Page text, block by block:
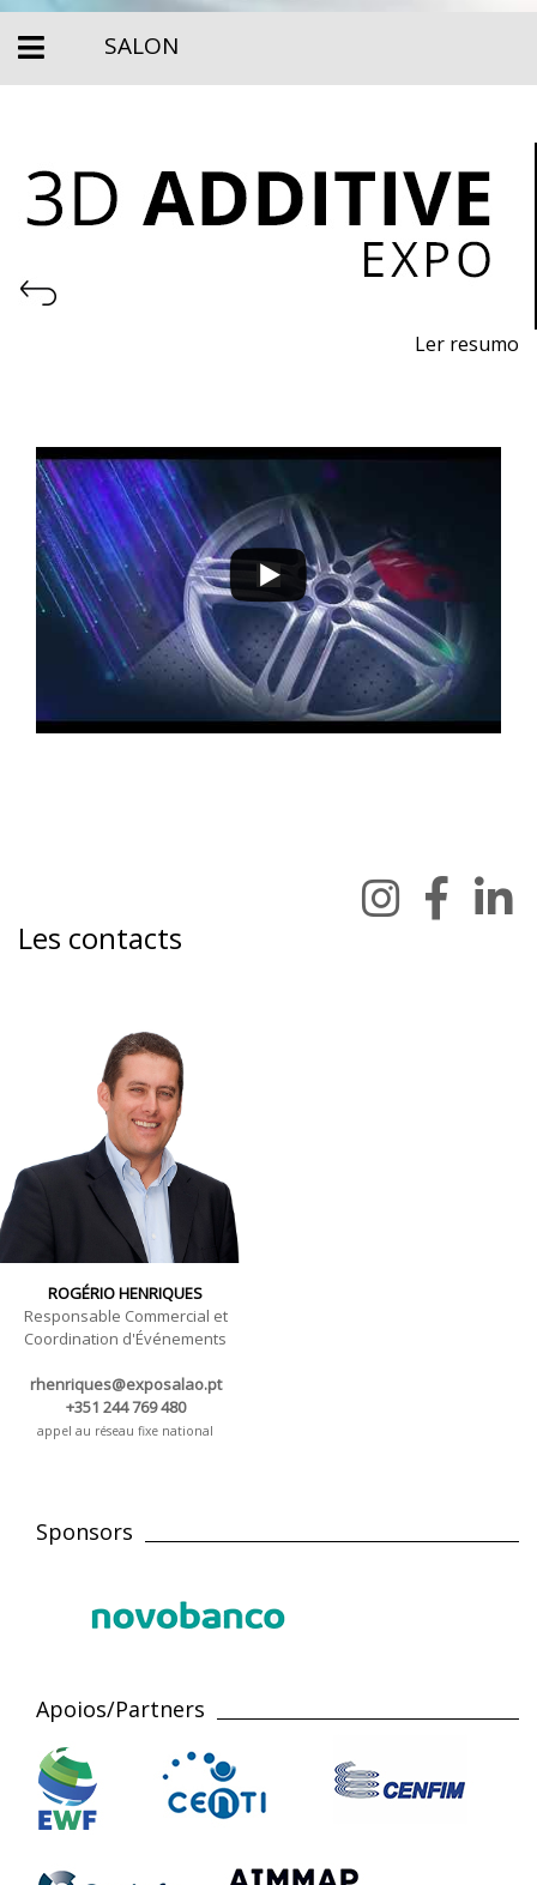
SALON
Ler resumo
mercredi au samedi - 10h / 19h
Les contacts
ROGÉRIO HENRIQUES
Responsable Commercial et
Coordination d'Événements
rhenriques@exposalao.pt
+351 244 769 480
appel au réseau fixe national
Sponsors
Apoios/Partners